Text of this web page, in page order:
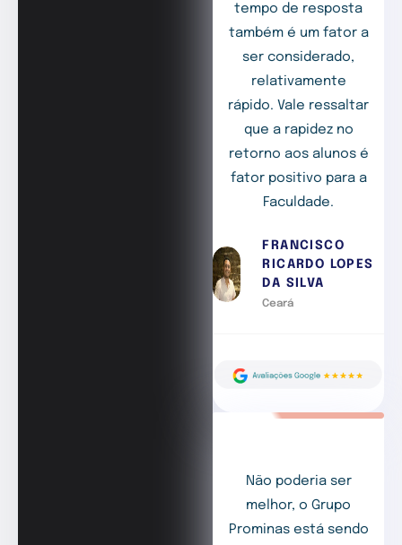
tempo de resposta
também é um fator a
ser considerado,
relativamente
rápido. Vale ressaltar
que a rapidez no
retorno aos alunos é
fator positivo para a
Faculdade.
FRANCISCO
RICARDO LOPES
DA SILVA
Ceará
Não poderia ser
melhor, o Grupo
Prominas está sendo